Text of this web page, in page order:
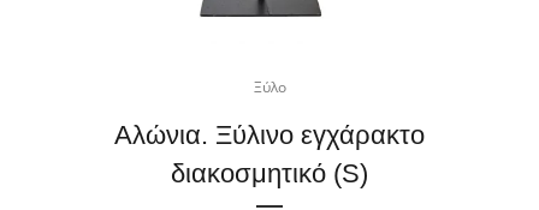
Ξύλο
Αλώνια. Ξύλινο εγχάρακτο
διακοσμητικό (S)